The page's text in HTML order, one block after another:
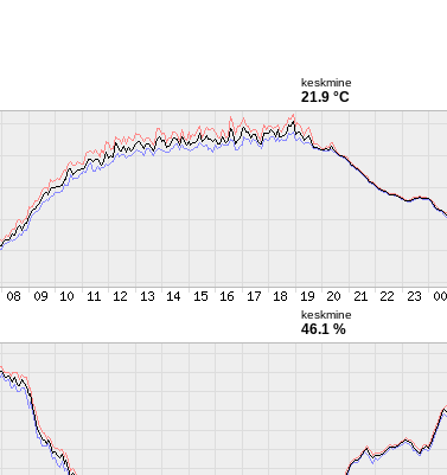
keskmine
21.9 °C
keskmine
46.1 %